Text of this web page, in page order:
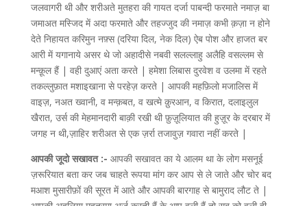
जलवागरी थी और शरीअते मुतहरा की गायत दर्जा पाबन्दी फरमाते नमाज़ बा
जमाअत मस्जिद में अदा फरमाते और तहज्जुद की नमाज़ कभी क़ज़ा न होने
देते निहायत करिमुन नफ़्स (दरिया दिल, नेक दिल) ऐब पोश और हाजत बर
आरी में यगानाये असर थे जो अहादीसे नबवी सलल्लाहु अलैहि वसल्लम से
मन्क़ूल हैं | वही दुआएं अता करते | हमेशा लिबास दुरवेश व उलमा में रहते
तकल्लुफ़ात मशाइखाना से परहेज़ करते | आपकी महफ़िलो मजालिस में
वाइज़, नअत ख्वानी, व मन्क़बत, व खत्मे क़ुरआन, व किरात, दलाइलुल
खैरात, उर्स की मेहमानदारी बाक़ी रखी थी फ़ुज़ूलियात की हुज़ूर के दरबार में
जगह न थी,ज़ाहिर शरीअत से एक ज़र्रा तजावुज़ गवारा नहीं करते |
आपकी जूदो सखावत :- आपकी सखावत का ये आलम था के लोग मसनूई
ज़रूरियात बता कर जब चाहते रूपया मांग कर आप से ले जाते और चोर बद
मआश मुसारीफ़ों की सूरत में आते और आपकी बारगाह से बामुराद लौट ते |